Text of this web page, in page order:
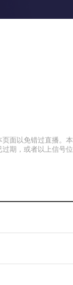
面以免错过直播。
期，或者以上信号